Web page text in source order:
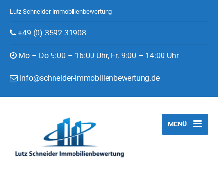
Lutz Schneider Immobilienbewertung
+49 (0) 3592 31908
Mo – Do 9:00 – 16:00 Uhr, Fr. 9:00 – 14:00 Uhr
info@schneider-immobilienbewertung.de
MENÜ